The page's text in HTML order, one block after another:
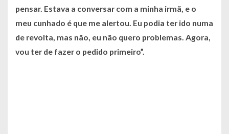
pensar. Estava a conversar com a minha irmã, e o
meu cunhado é que me alertou. Eu podia ter ido numa
de revolta, mas não, eu não quero problemas. Agora,
vou ter de fazer o pedido primeiro”.